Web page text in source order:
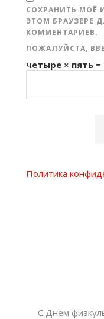
СОХРАНИТЬ МОЁ
ЭТОМ БРАУЗЕРЕ
КОММЕНТАРИЕВ.
ПОЖАЛУЙСТА,
четыре × пять =
Политика
С Днем